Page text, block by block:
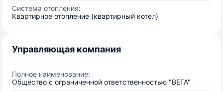
Система отопления:
Квартирное отопление (квартирный котел)
Управляющая компания
Полное наименование:
Общество с ограниченной ответственностью "ВЕГА"